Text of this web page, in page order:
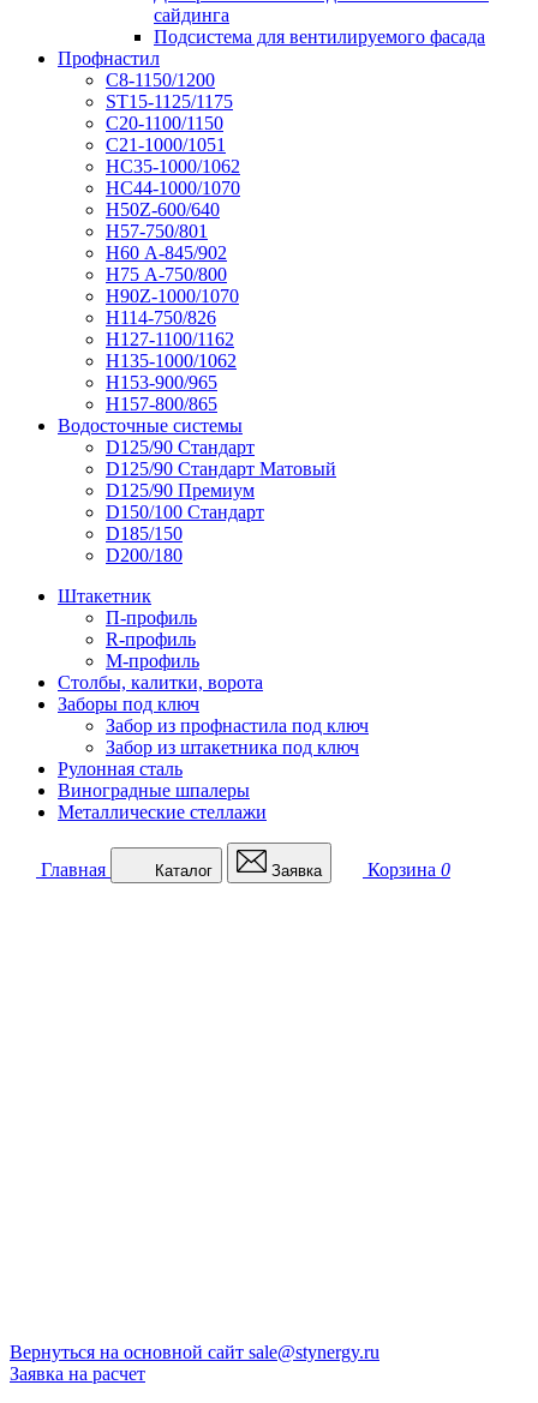
сайдинга
Подсистема для вентилируемого фасада
Профнастил
С8-1150/1200
ST15-1125/1175
С20-1100/1150
С21-1000/1051
НС35-1000/1062
НС44-1000/1070
Н50Z-600/640
Н57-750/801
Н60 А-845/902
Н75 А-750/800
Н90Z-1000/1070
Н114-750/826
Н127-1100/1162
Н135-1000/1062
Н153-900/965
Н157-800/865
Водосточные системы
D125/90 Стандарт
D125/90 Стандарт Матовый
D125/90 Премиум
D150/100 Стандарт
D185/150
D200/180
Штакетник
П-профиль
R-профиль
М-профиль
Столбы, калитки, ворота
Заборы под ключ
Забор из профнастила под ключ
Забор из штакетника под ключ
Рулонная сталь
Виноградные шпалеры
Металлические стеллажи
Главная Каталог Заявка Корзина 0
Вернуться на основной сайт sale@stynergy.ru
Заявка на расчет